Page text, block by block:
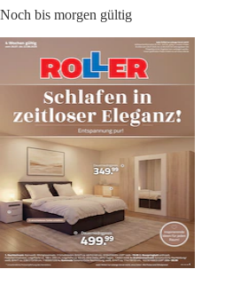
Noch bis morgen gültig